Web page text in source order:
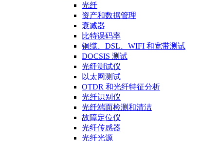
光纤
资产和数据管理
衰减器
比特误码率
铜缆、DSL、WIFI 和宽带测试
DOCSIS 测试
光纤测试仪
以太网测试
OTDR 和光纤特征分析
光纤识别仪
光纤端面检测和清洁
故障定位仪
光纤传感器
光纤光源